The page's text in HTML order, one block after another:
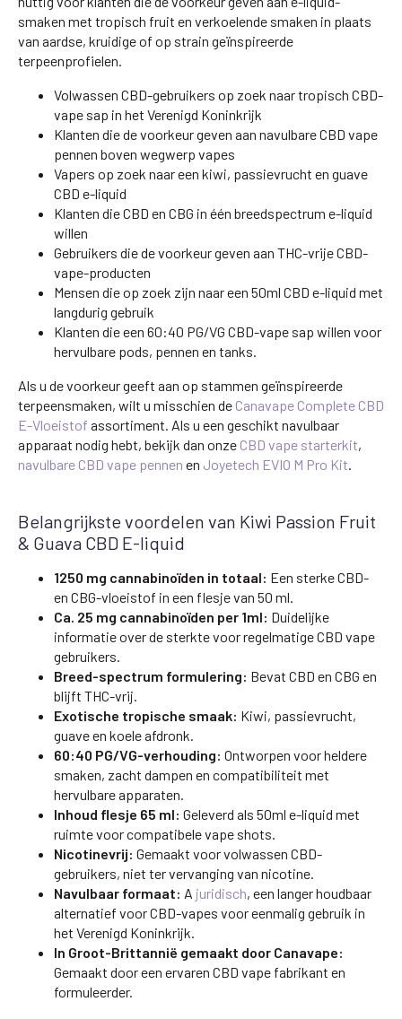
smaken met tropisch fruit en verkoelende smaken in plaats
van aardse, kruidige of op strain geïnspireerde
terpeenprofielen.
Volwassen CBD-gebruikers op zoek naar tropisch CBD-
vape sap in het Verenigd Koninkrijk
Klanten die de voorkeur geven aan navulbare CBD vape
pennen boven wegwerp vapes
Vapers op zoek naar een kiwi, passievrucht en guave
CBD e-liquid
Klanten die CBD en CBG in één breedspectrum e-liquid
willen
Gebruikers die de voorkeur geven aan THC-vrije CBD-
vape-producten
Mensen die op zoek zijn naar een 50ml CBD e-liquid met
langdurig gebruik
Klanten die een 60:40 PG/VG CBD-vape sap willen voor
hervulbare pods, pennen en tanks.
Als u de voorkeur geeft aan op stammen geïnspireerde
terpeensmaken, wilt u misschien de Canavape Complete CBD
E-Vloeistof assortiment. Als u een geschikt navulbaar
apparaat nodig hebt, bekijk dan onze CBD vape starterkit,
navulbare CBD vape pennen en Joyetech EVIO M Pro Kit
Belangrijkste voordelen van Kiwi Passion Fruit
& Guava CBD E-liquid
1250 mg cannabinoïden in totaal: Een sterke CBD-
en CBG-vloeistof in een flesje van 50 ml.
Ca. 25 mg cannabinoïden per 1ml: Duidelijke
informatie over de sterkte voor regelmatige CBD vape
gebruikers.
Breed-spectrum formulering: Bevat CBD en CBG en
blijft THC-vrij.
Exotische tropische smaak: Kiwi, passievrucht,
guave en koele afdronk.
60:40 PG/VG-verhouding: Ontworpen voor heldere
smaken, zacht dampen en compatibiliteit met
hervulbare apparaten.
Inhoud flesje 65 ml: Geleverd als 50ml e-liquid met
ruimte voor compatibele vape shots.
Nicotinevrij: Gemaakt voor volwassen CBD-
gebruikers, niet ter vervanging van nicotine.
Navulbaar formaat: A juridisch, een langer houdbaar
alternatief voor CBD-vapes voor eenmalig gebruik in
het Verenigd Koninkrijk.
In Groot-Brittannië gemaakt door Canavape:
Gemaakt door een ervaren CBD vape fabrikant en
formuleerder.